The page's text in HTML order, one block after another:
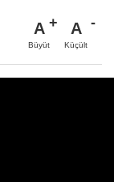
A
Büyüt
A
Küçült